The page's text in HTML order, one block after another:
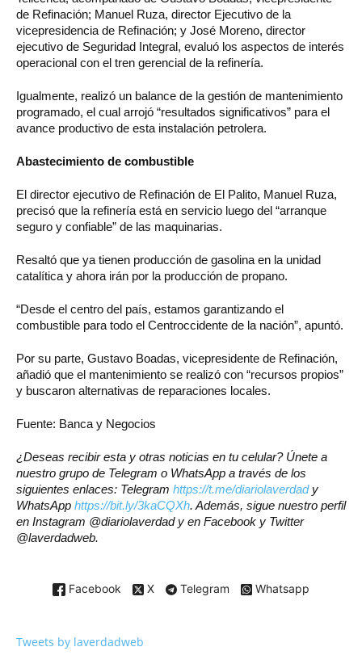
de Refinación; Manuel Ruza, director Ejecutivo de la
vicepresidencia de Refinación; y José Moreno, director
ejecutivo de Seguridad Integral, evaluó los aspectos de interés
operacional con el tren gerencial de la refinería.
Igualmente, realizó un balance de la gestión de mantenimiento
programado, el cual arrojó “resultados significativos” para el
avance productivo de esta instalación petrolera.
Abastecimiento de combustible
El director ejecutivo de Refinación de El Palito, Manuel Ruza,
precisó que la refinería está en servicio luego del “arranque
seguro y confiable” de las maquinarias.
Resaltó que ya tienen producción de gasolina en la unidad
catalítica y ahora irán por la producción de propano.
“Desde el centro del país, estamos garantizando el
combustible para todo el Centroccidente de la nación”, apuntó.
Por su parte, Gustavo Boadas, vicepresidente de Refinación,
añadió que el mantenimiento se realizó con “recursos propios”
y buscaron alternativas de reparaciones locales.
Fuente: Banca y Negocios
¿Deseas recibir esta y otras noticias en tu celular? Únete a
nuestro grupo de Telegram o WhatsApp a través de los
siguientes enlaces: Telegram https://t.me/diariolaverdady
WhatsApp https://bit.ly/3kaCQXh. Además, sigue nuestro perfil
en Instagram @diariolaverdad y en Facebook y Twitter
@laverdadweb.
Facebook X Telegram Whatsapp
Tweets by laverdadweb